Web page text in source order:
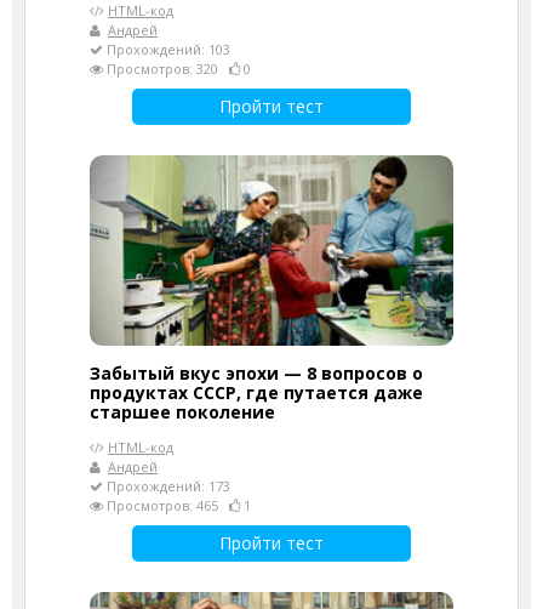
HTML-код
Андрей
Прохождений: 103
Просмотров: 320
0
Пройти тест
Забытый вкус эпохи — 8 вопросов о
продуктах СССР, где путается даже
старшее поколение
HTML-код
Андрей
Прохождений: 173
Просмотров: 465
1
Пройти тест